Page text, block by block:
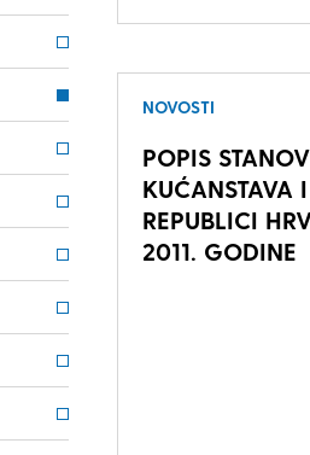
NOVOSTI
POPIS
KUĆANSTAVA
REPUBLICI
2011. GODINE